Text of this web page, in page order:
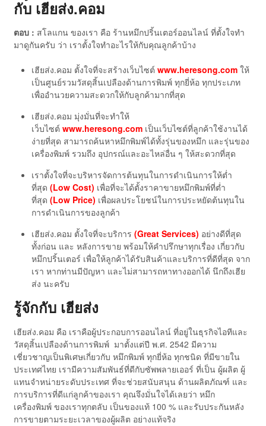
กับ เฮียส่ง.คอม
ตอบ : สโลแกน ของเรา คือ ร้านหมึกปริ้นเตอร์ออนไลน์ ที่ตั้งใจทำ
มาดูกันครับ ว่า เราตั้งใจทำอะไรให้กับคุณลูกค้าบ้าง
เฮียส่ง.คอม ตั้งใจที่จะสร้างเว็บไซต์ www.heresong.comให้
เป็นศูนย์รวมวัสดุสิ้นเปลืองด้านการพิมพ์ ทุกยี่ห้อ ทุกประเภท
เพื่ออำนวยความสะดวกให้กับลูกค้ามากที่สุด
เฮียส่ง.คอม มุ่งมั่นที่จะทำให้
เว็บไซต์ www.heresong.comเป็นเว็บไซต์ที่ลูกค้าใช้งานได้
ง่ายที่สุด สามารถค้นหาหมึกพิมพ์ได้ทั้งรุ่นของหมึก และรุ่นของ
เครื่องพิมพ์ รวมถึง อุปกรณ์และอะไหล่อื่น ๆ ให้สะดวกที่สุด
เราตั้งใจที่จะบริหารจัดการต้นทุนในการดำเนินการให้ต่ำ
ที่สุด (Low Cost) เพื่อที่จะได้ตั้งราคาขายหมึกพิมพ์ที่ต่ำ
ที่สุด (Low Price) เพื่อผลประโยชน์ในการประหยัดต้นทุนใน
การดำเนินการของลูกค้า
เฮียส่ง.คอม ตั้งใจที่จะบริการ (Great Services) อย่างดีที่สุด
ทั้งก่อน และ หลังการขาย พร้อมให้คำปรึกษาทุกเรื่อง เกี่ยวกับ
หมึกปริ้นเตอร์ เพื่อให้ลูกค้าได้รับสินค้าและบริการที่ดีที่สุด จาก
เรา หากท่านมีปัญหา และไม่สามารถหาทางออกได้ นึกถึงเฮีย
ส่ง นะครับ
รู้จักกับ เฮียส่ง
เฮียส่ง.คอม คือ เราคือผู้ประกอบการออนไลน์ ที่อยู่ในธุรกิจไอทีและ
วัสดุสิ้นเปลืองด้านการพิมพ์ มาตั้งแต่ปี พ.ศ. 2542 มีความ
เชี่ยวชาญเป็นพิเศษเกี่ยวกับ หมึกพิมพ์ ทุกยี่ห้อ ทุกชนิด ที่มีขายใน
ประเทศไทย เรามีความสัมพันธ์ที่ดีกับซัพพลายเออร์ ที่เป็น ผู้ผลิต ผู้
แทนจำหน่ายระดับประเทศ ที่จะช่วยสนับสนุน ด้านผลิตภัณฑ์ และ
การบริการที่ดีแก่ลูกค้าของเรา คุณจึงมั่นใจได้เลยว่า หมึก
เครื่องพิมพ์ ของเราทุกตลับ เป็นของแท้ 100 % และรับประกันหลัง
การขายตามระยะเวลาของผู้ผลิต อย่างแท้จริง